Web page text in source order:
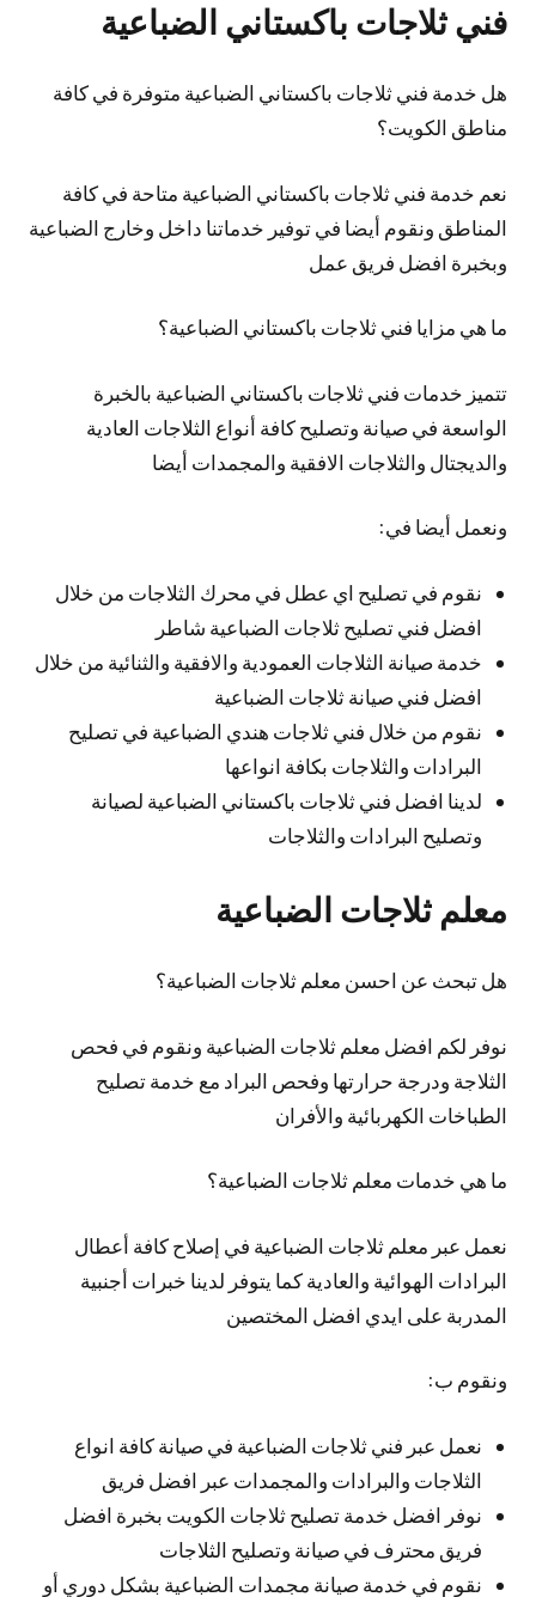
فني ثلاجات باكستاني الضباعية
هل خدمة فني ثلاجات باكستاني الضباعية متوفرة في كافة
مناطق الكويت؟
نعم خدمة فني ثلاجات باكستاني الضباعية متاحة في كافة
المناطق ونقوم أيضا في توفير خدماتنا داخل وخارج الضباعية
وبخبرة افضل فريق عمل
ما هي مزايا فني ثلاجات باكستاني الضباعية؟
تتميز خدمات فني ثلاجات باكستاني الضباعية بالخبرة
الواسعة في صيانة وتصليح كافة أنواع الثلاجات العادية
والديجتال والثلاجات الافقية والمجمدات أيضا
ونعمل أيضا في:
نقوم في تصليح اي عطل في محرك الثلاجات من خلال
افضل فني تصليح ثلاجات الضباعية شاطر
خدمة صيانة الثلاجات العمودية والافقية والثنائية من خلال
افضل فني صيانة ثلاجات الضباعية
نقوم من خلال فني ثلاجات هندي الضباعية في تصليح
البرادات والثلاجات بكافة انواعها
لدينا افضل فني ثلاجات باكستاني الضباعية لصيانة
وتصليح البرادات والثلاجات
معلم ثلاجات الضباعية
هل تبحث عن احسن معلم ثلاجات الضباعية؟
نوفر لكم افضل معلم ثلاجات الضباعية ونقوم في فحص
الثلاجة ودرجة حرارتها وفحص البراد مع خدمة تصليح
الطباخات الكهربائية والأفران
ما هي خدمات معلم ثلاجات الضباعية؟
نعمل عبر معلم ثلاجات الضباعية في إصلاح كافة أعطال
البرادات الهوائية والعادية كما يتوفر لدينا خبرات أجنبية
المدربة على ايدي افضل المختصين
ونقوم ب:
نعمل عبر فني ثلاجات الضباعية في صيانة كافة انواع
الثلاجات والبرادات والمجمدات عبر افضل فريق
نوفر افضل خدمة تصليح ثلاجات الكويت بخبرة افضل
فريق محترف في صيانة وتصليح الثلاجات
نقوم في خدمة صيانة مجمدات الضباعية بشكل دوري أو